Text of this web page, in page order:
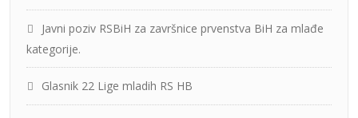
Javni poziv RSBiH za završnice prvenstva BiH za mlađe
kategorije.
Glasnik 22 Lige mladih RS HB